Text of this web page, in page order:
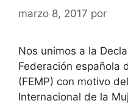
marzo 8, 2017 por
Nos unimos a la
Federación española
(FEMP) con motivo
Internacional de la